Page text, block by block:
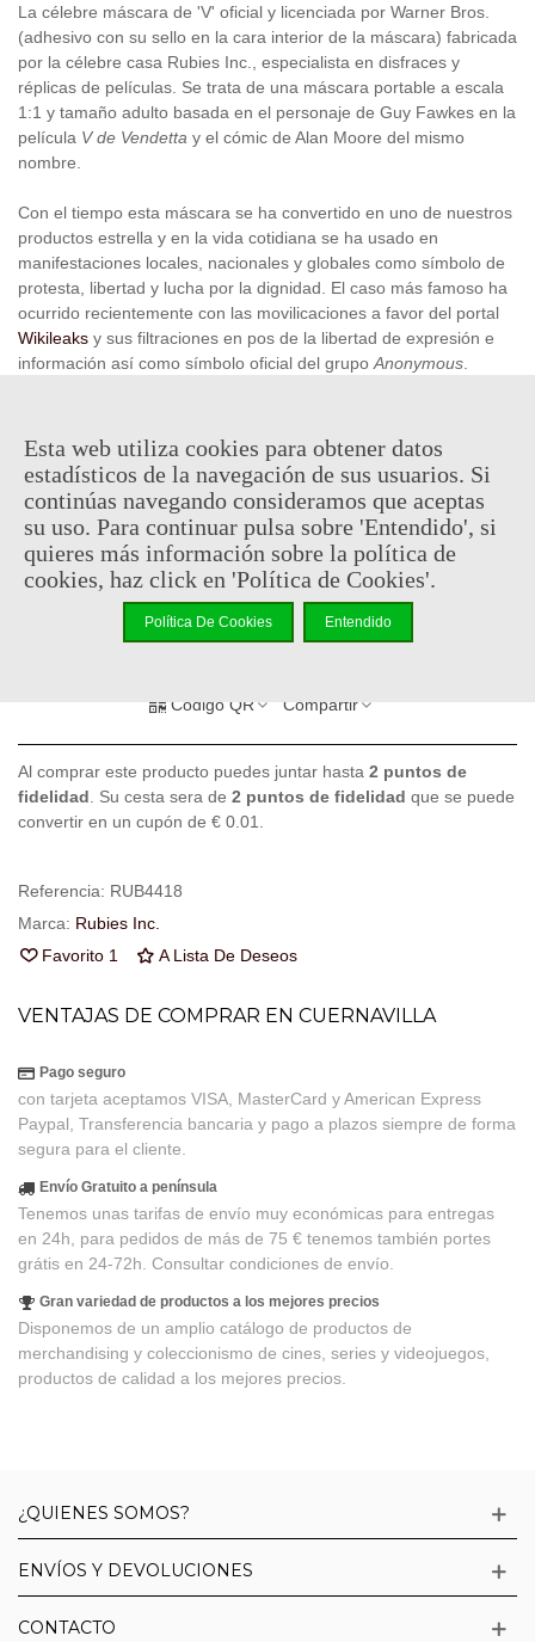
La célebre máscara de 'V' oficial y licenciada por Warner Bros.
(adhesivo con su sello en la cara interior de la máscara) fabricada
por la célebre casa Rubies Inc., especialista en disfraces y
réplicas de películas. Se trata de una máscara portable a escala
1:1 y tamaño adulto basada en el personaje de Guy Fawkes en la
película V de Vendetta y el cómic de Alan Moore del mismo
nombre.
Con el tiempo esta máscara se ha convertido en uno de nuestros
productos estrella y en la vida cotidiana se ha usado en
manifestaciones locales, nacionales y globales como símbolo de
protesta, libertad y lucha por la dignidad. El caso más famoso ha
ocurrido recientemente con las movilicaciones a favor del portal
Wikileaks y sus filtraciones en pos de la libertad de expresión e
información así como símbolo oficial del grupo Anonymous
5,95 € (impuestos inc.)
escribir una revisión
En stock, envío en 24/48h
Código QR Compartir
Al comprar este producto puedes juntar hasta 2 puntos de
fidelidad . Su cesta sera de 2 puntos de fidelidad que se puede
convertir en un cupón de € 0.01
Referencia: RUB4418
Marca: Rubies Inc.
Favorito 1 A Lista De Deseos
VENTAJAS DE COMPRAR EN CUERNAVILLA
Pago seguro
con tarjeta aceptamos VISA, MasterCard y American Express
Paypal, Transferencia bancaria y pago a plazos siempre de forma
segura para el cliente.
Envío Gratuito a península
Tenemos unas tarifas de envío muy económicas para entregas
en 24h, para pedidos de más de 75 € tenemos también portes
grátis en 24-72h. Consultar condiciones de envío.
Gran variedad de productos a los mejores precios
Disponemos de un amplio catálogo de productos de
merchandising y coleccionismo de cines, series y videojuegos,
productos de calidad a los mejores precios.
¿QUIENES SOMOS?
ENVÍOS Y DEVOLUCIONES
CONTACTO
Esta web utiliza cookies para obtener datos
estadísticos de la navegación de sus usuarios. Si
continúas navegando consideramos que aceptas
su uso. Para continuar pulsa sobre 'Entendido', si
quieres más información sobre la política de
cookies, haz click en 'Política de Cookies'.
Política De Cookies Entendido